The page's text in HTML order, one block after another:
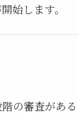
始します。
の審査があ